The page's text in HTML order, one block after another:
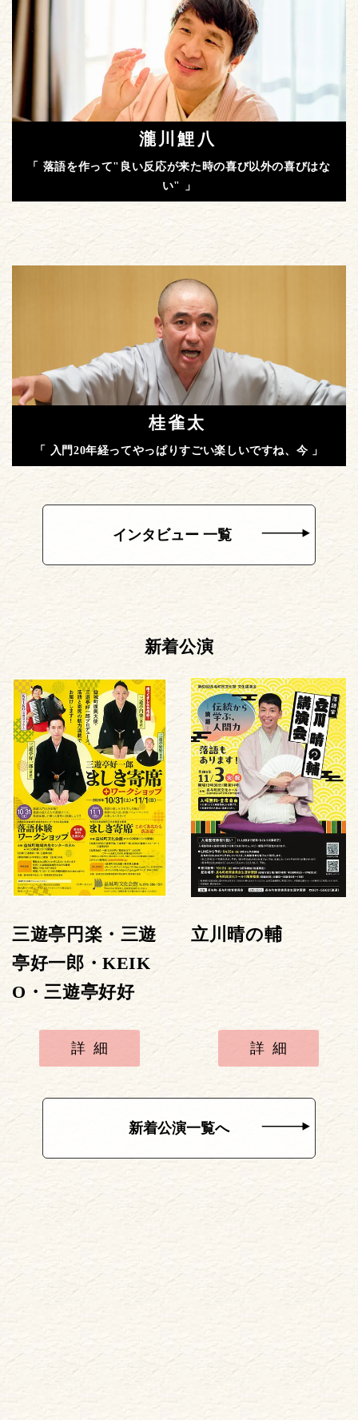
瀧川鯉八
「 落語を作って"良い反応が来た時の喜び以外の喜びはな
い" 」
桂雀太
「 入門20年経ってやっぱりすごい楽しいですね、今 」
インタビュー 一覧
新着公演
三遊亭円楽・三遊
亭好一郎・KEIK
O・三遊亭好好
詳細
立川晴の輔
詳細
新着公演一覧へ